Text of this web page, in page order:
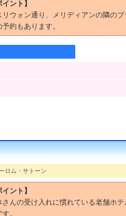
ント】
リウォン通り、メリディアンの隣の
約もあります。
ロム・サトーン
ント】
さんの受け入れに慣れている老舗ホ
。